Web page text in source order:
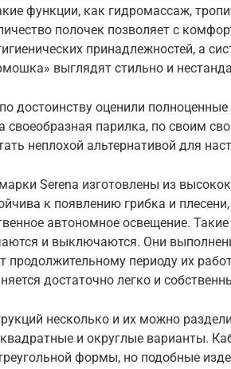
функции, как гидромассаж,
полочек позволяет с
принадлежностей, а
выглядят стильно и
достоинству оценили
своеобразная парилка, по своим
неплохой альтернативой для
Serena изготовлены из
к появлению грибка и
автономное освещение.
и выключаются. Они
продолжительному периоду их
достаточно легко и
несколько и их можно
и округлые варианты.
формы, но подобные